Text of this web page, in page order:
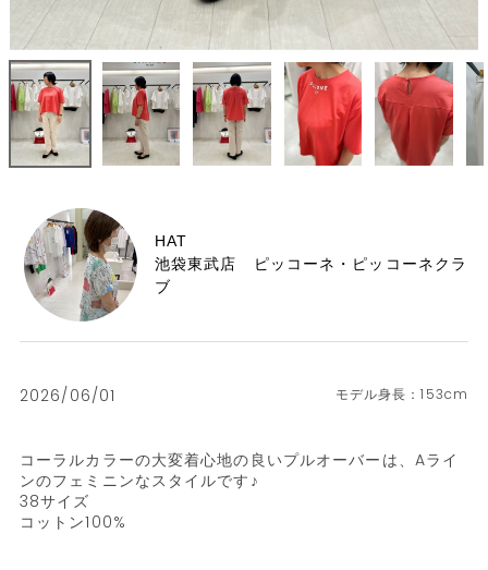
HAT
池袋東武店 ピッコーネ・ピッコーネクラ
ブ
2026/06/01 153cm
コーラルカラーの大変着心地の良いプルオーバーは、Aライ
ンのフェミニンなスタイルです♪
38サイズ
コットン100%